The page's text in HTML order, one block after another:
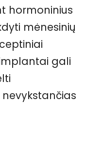
hormoninius
mėnesinių
gali